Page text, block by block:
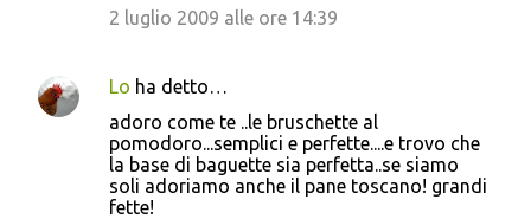
2 luglio 2009 alle ore 14:39
Lo ha detto…
adoro come te ..le bruschette al
pomodoro...semplici e perfette....e trovo che
la base di baguette sia perfetta..se siamo
soli adoriamo anche il pane toscano! grandi
fette!